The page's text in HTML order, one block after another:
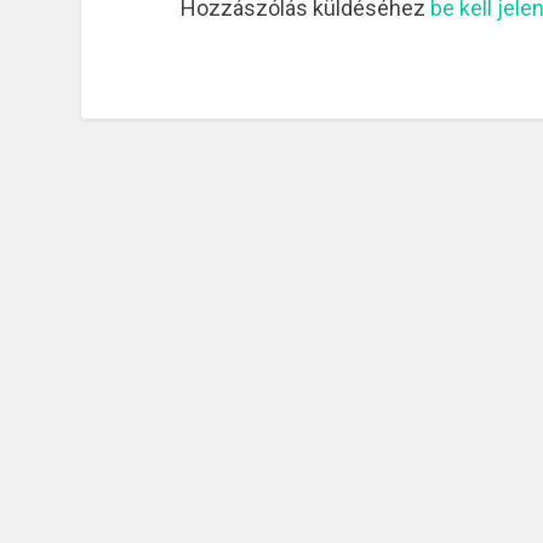
Hozzászólás küldéséhez be kell